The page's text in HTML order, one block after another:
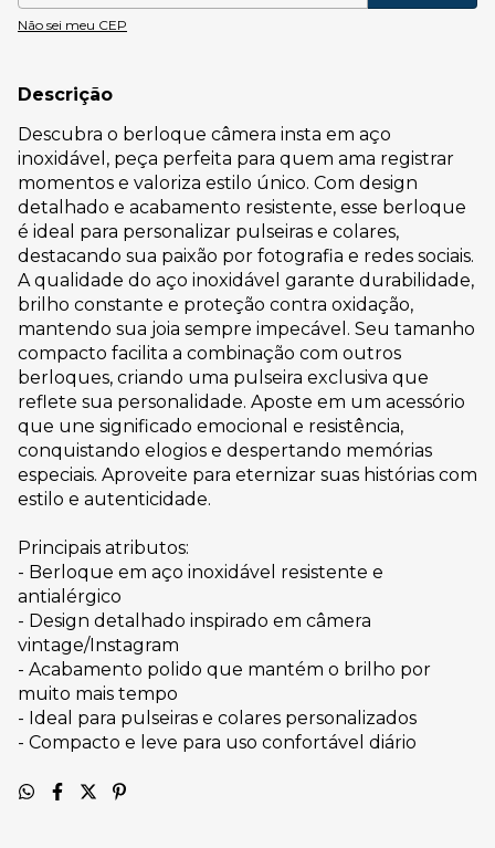
Não sei meu CEP
Descrição
Descubra o berloque câmera insta em aço
inoxidável, peça perfeita para quem ama registrar
momentos e valoriza estilo único. Com design
detalhado e acabamento resistente, esse berloque
é ideal para personalizar pulseiras e colares,
destacando sua paixão por fotografia e redes sociais.
A qualidade do aço inoxidável garante durabilidade,
brilho constante e proteção contra oxidação,
mantendo sua joia sempre impecável. Seu tamanho
compacto facilita a combinação com outros
berloques, criando uma pulseira exclusiva que
reflete sua personalidade. Aposte em um acessório
que une significado emocional e resistência,
conquistando elogios e despertando memórias
especiais. Aproveite para eternizar suas histórias com
estilo e autenticidade.
Principais atributos:
- Berloque em aço inoxidável resistente e
antialérgico
- Design detalhado inspirado em câmera
vintage/Instagram
- Acabamento polido que mantém o brilho por
muito mais tempo
- Ideal para pulseiras e colares personalizados
- Compacto e leve para uso confortável diário